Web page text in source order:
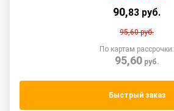
90,83 руб.
95,60руб.
По картам рассрочки:
95,60руб.
Быстрый заказ